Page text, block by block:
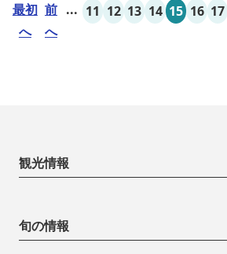
最初
へ
前
へ
... 11 12 13 14 15 16 17
観光情報
旬の情報